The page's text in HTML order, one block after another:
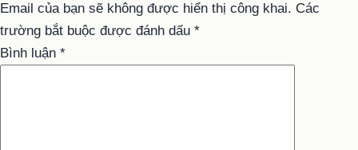
Email của bạn sẽ không được hiển thị công khai. Các
trường bắt buộc được đánh dấu *
Bình luận *